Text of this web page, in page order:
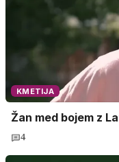
KMETIJA
Žan med bojem z
4